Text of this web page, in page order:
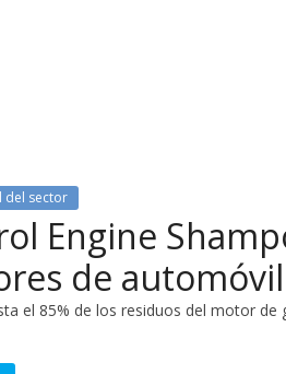
del sector
Engine
de automóvil
el 85% de los residuos del motor